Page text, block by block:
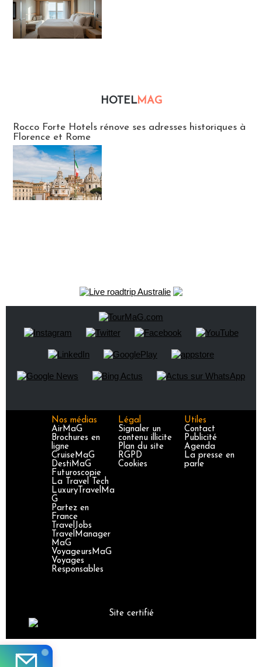
HOTELMAG
Rocco Forte Hotels rénove ses adresses historiques à
Florence et Rome
Nos médias
AirMaG
Brochures en
ligne
CruiseMaG
DestiMaG
Futuroscopie
La Travel Tech
LuxuryTravelMa
G
Partez en
France
TravelJobs
TravelManager
MaG
VoyageursMaG
Voyages
Responsables
Légal
Signaler un
contenu illicite
Plan du site
RGPD
Cookies
Utiles
Contact
Publicité
Agenda
La presse en
parle
Site certifié